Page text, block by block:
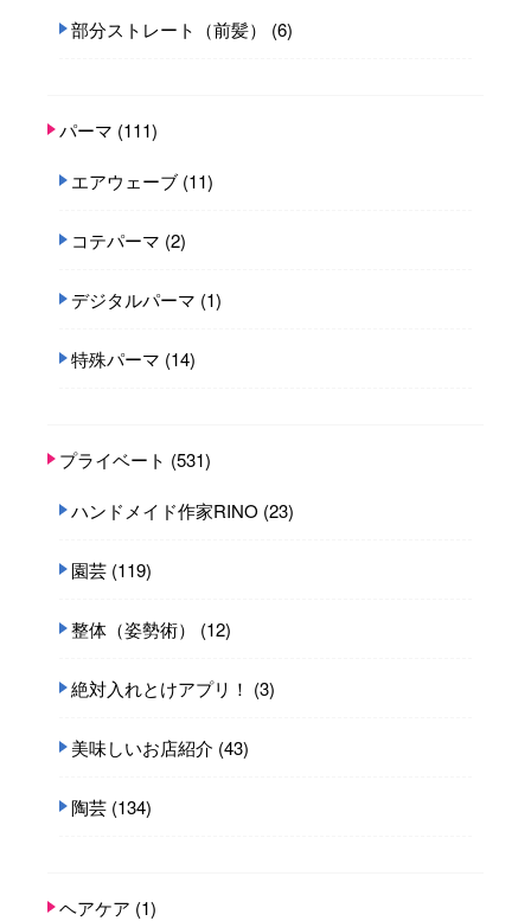
部分ストレート（前髪） (6)
パーマ (111)
エアウェーブ (11)
コテパーマ (2)
デジタルパーマ (1)
特殊パーマ (14)
プライベート (531)
ハンドメイド作家RINO (23)
園芸 (119)
整体（姿勢術） (12)
絶対入れとけアプリ！ (3)
美味しいお店紹介 (43)
陶芸 (134)
ヘアケア (1)